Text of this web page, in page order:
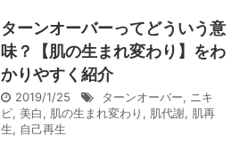
ターンオーバーってどういう意
味？【肌の生まれ変わり】をわ
かりやすく紹介
2019/1/25 ターンオーバー, ニキ
ビ, 美白, 肌の生まれ変わり , 肌代謝, 肌再
生, 自己再生